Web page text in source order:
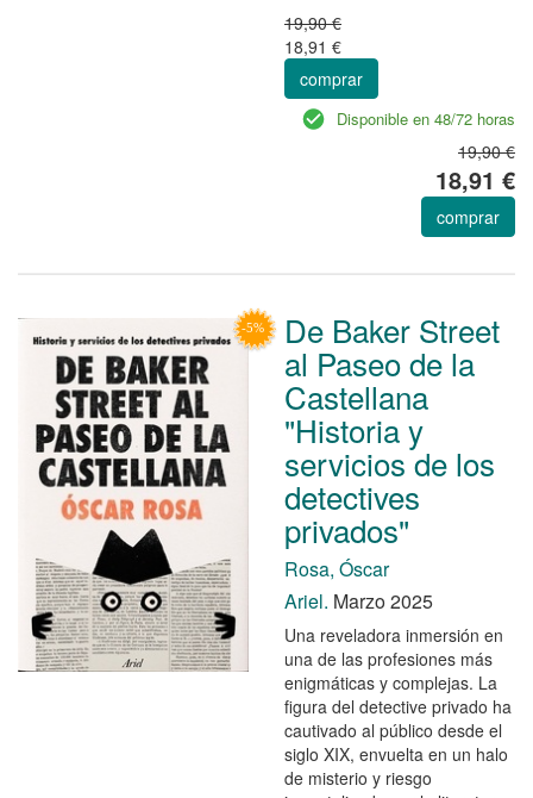
19,90 €
18,91 €
comprar
Disponible en 48/72 horas
19,90 €
18,91 €
comprar
De Baker Street
al Paseo de la
Castellana
"Historia y
servicios de los
detectives
privados"
Rosa, Óscar
Ariel. Marzo 2025
Una reveladora inmersión en
una de las profesiones más
enigmáticas y complejas. La
figura del detective privado ha
cautivado al público desde el
siglo XIX, envuelta en un halo
de misterio y riesgo